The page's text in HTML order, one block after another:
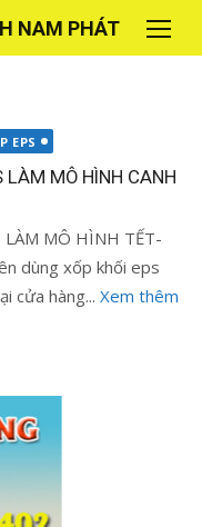
NAM PHÁT
EPS
LÀM MÔ HÌNH CANH
LÀM MÔ HÌNH TẾT-
dùng xốp khối eps
cửa hàng... Xem thêm